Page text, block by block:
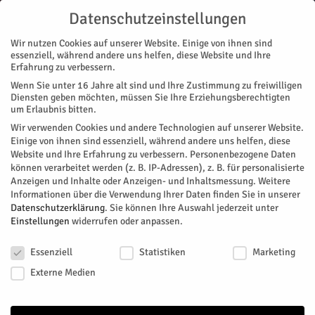
Start
« Alle Veranstaltungen
Diese Veranstaltung hat bereits stattgefunden.
Zweite Barmer Geschichtstage
Datenschutzeinstellungen
Wir nutzen Cookies auf unserer Website. Einige von ihnen sind
essenziell, während andere uns helfen, diese Website und Ihre
Erfahrung zu verbessern.
Wenn Sie unter 16 Jahre alt sind und Ihre Zustimmung zu freiwilligen
Diensten geben möchten, müssen Sie Ihre Erziehungsberechtigten
um Erlaubnis bitten.
Wir verwenden Cookies und andere Technologien auf unserer Website.
Einige von ihnen sind essenziell, während andere uns helfen, diese
Website und Ihre Erfahrung zu verbessern. Personenbezogene Daten
können verarbeitet werden (z. B. IP-Adressen), z. B. für personalisierte
Anzeigen und Inhalte oder Anzeigen- und Inhaltsmessung. Weitere
Informationen über die Verwendung Ihrer Daten finden Sie in unserer
Datenschutzerklärung. Sie können Ihre Auswahl jederzeit unter
Einstellungen widerrufen oder anpassen.
Essenziell
Statistiken
Marketing
Externe Medien